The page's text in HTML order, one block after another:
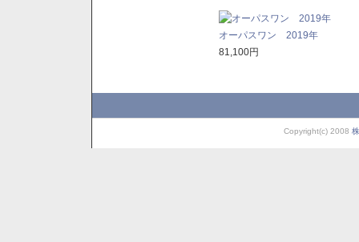
オーパスワン 2019年
81,100円
Copyright(c) 2008